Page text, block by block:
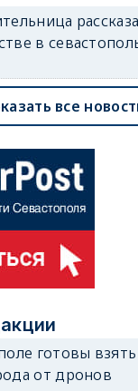
в
все
готовы
от дронов